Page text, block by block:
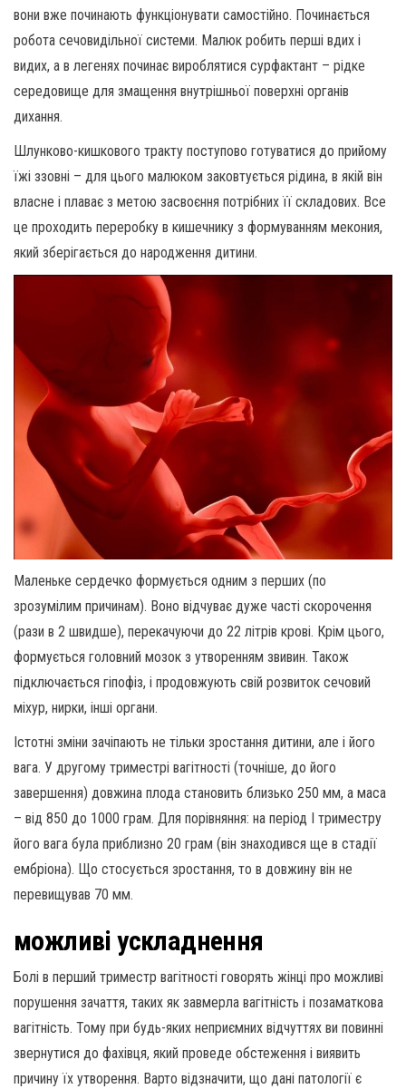
вони вже починають функціонувати самостійно. Починається
робота сечовидільної системи. Малюк робить перші вдих і
видих, а в легенях починає вироблятися сурфактант – рідке
середовище для змащення внутрішньої поверхні органів
дихання.
Шлунково-кишкового тракту поступово готуватися до прийому
їжі ззовні – для цього малюком заковтується рідина, в якій він
власне і плаває з метою засвоєння потрібних її складових. Все
це проходить переробку в кишечнику з формуванням мекония,
який зберігається до народження дитини.
Маленьке сердечко формується одним з перших (по
зрозумілим причинам). Воно відчуває дуже часті скорочення
(рази в 2 швидше), перекачуючи до 22 літрів крові. Крім цього,
формується головний мозок з утворенням звивин. Також
підключається гіпофіз, і продовжують свій розвиток сечовий
міхур, нирки, інші органи.
Істотні зміни зачіпають не тільки зростання дитини, але і його
вага. У другому триместрі вагітності (точніше, до його
завершення) довжина плода становить близько 250 мм, а маса
– від 850 до 1000 грам. Для порівняння: на період I триместру
його вага була приблизно 20 грам (він знаходився ще в стадії
ембріона). Що стосується зростання, то в довжину він не
перевищував 70 мм.
можливі ускладнення
Болі в перший триместр вагітності говорять жінці про можливі
порушення зачаття, таких як завмерла вагітність і позаматкова
вагітність. Тому при будь-яких неприємних відчуттях ви повинні
звернутися до фахівця, який проведе обстеження і виявить
причину їх утворення. Варто відзначити, що дані патології є